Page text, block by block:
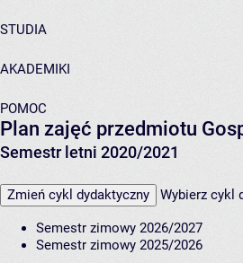
STUDIA
AKADEMIKI
POMOC
Plan zajęć przedmiotu
Semestr letni 2020/2021
Zmień cykl dydaktyczny Wybierz cykl
Semestr zimowy 2026/2027
Semestr zimowy 2025/2026